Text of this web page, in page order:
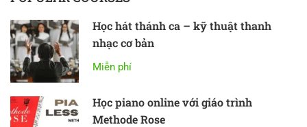
Học hát thánh ca – kỹ thuật thanh
nhạc cơ bản
Miễn phí
Học piano online với giáo trình
Methode Rose